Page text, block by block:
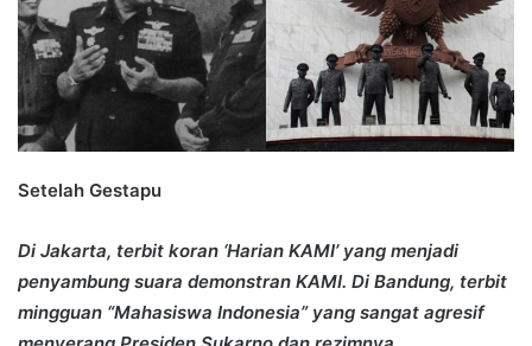
Setelah Gestapu
Di Jakarta, terbit koran ‘Harian KAMI’ yang menjadi
penyambung suara demonstran KAMI. Di Bandung, terbit
mingguan “Mahasiswa Indonesia” yang sangat agresif